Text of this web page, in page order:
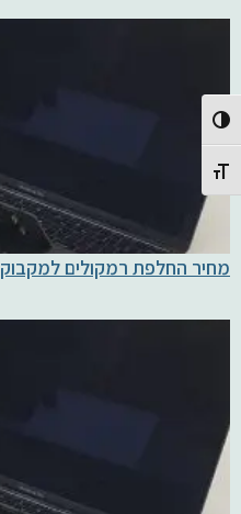
Toggle High Contrast
Toggle Font size
מחיר החלפת רמקולים למקבוק